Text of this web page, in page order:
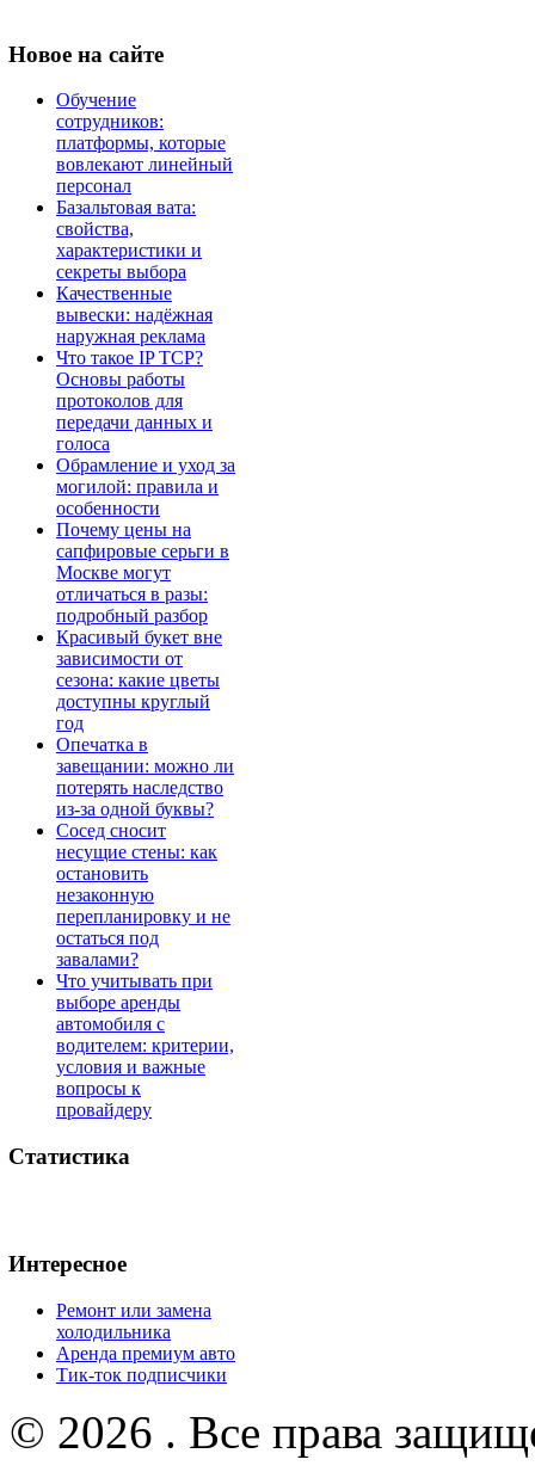
Новое на сайте
Обучение
сотрудников:
платформы, которые
вовлекают линейный
персонал
Базальтовая вата:
свойства,
характеристики и
секреты выбора
Качественные
вывески: надёжная
наружная реклама
Что такое IP TCP?
Основы работы
протоколов для
передачи данных и
голоса
Обрамление и уход за
могилой: правила и
особенности
Почему цены на
сапфировые серьги в
Москве могут
отличаться в разы:
подробный разбор
Красивый букет вне
зависимости от
сезона: какие цветы
доступны круглый
год
Опечатка в
завещании: можно ли
потерять наследство
из-за одной буквы?
Сосед сносит
несущие стены: как
остановить
незаконную
перепланировку и не
остаться под
завалами?
Что учитывать при
выборе аренды
автомобиля с
водителем: критерии,
условия и важные
вопросы к
провайдеру
Статистика
Интересное
Ремонт или замена
холодильника
Аренда премиум авто
Тик-ток подписчики
© 2026 . Все права